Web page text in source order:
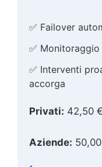
✅ Failover
✅
✅ Interventi
accorga
Privati: 42,50
Aziende: